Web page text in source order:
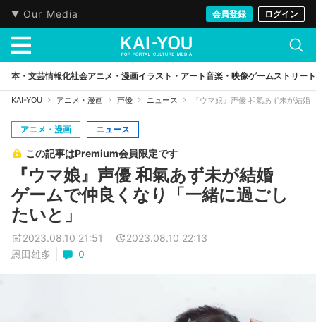
Our Media 会員登録 ログイン
本・文芸情報化社会アニメ・漫画イラスト・アート音楽・映像ゲームストリート
KAI-YOU アニメ・漫画 声優 ニュース 『ウマ娘』声優 和氣あず未が結
アニメ・漫画 ニュース
この記事はPremium会員限定です
『ウマ娘』声優 和氣あず未が結婚
ゲームで仲良くなり「一緒に過ごし
たいと」
2023.08.10 21:51
2023.08.10 22:13
恩田雄多
0